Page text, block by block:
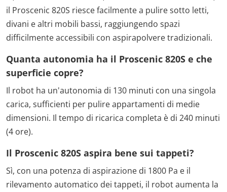
il Proscenic 820S riesce facilmente a pulire sotto letti,
divani e altri mobili bassi, raggiungendo spazi
difficilmente accessibili con aspirapolvere tradizionali.
Quanta autonomia ha il Proscenic 820S e che
superficie copre?
Il robot ha un'autonomia di 130 minuti con una singola
carica, sufficienti per pulire appartamenti di medie
dimensioni. Il tempo di ricarica completa è di 240 minuti
(4 ore).
Il Proscenic 820S aspira bene sui tappeti?
Sì, con una potenza di aspirazione di 1800 Pa e il
rilevamento automatico dei tappeti, il robot aumenta la